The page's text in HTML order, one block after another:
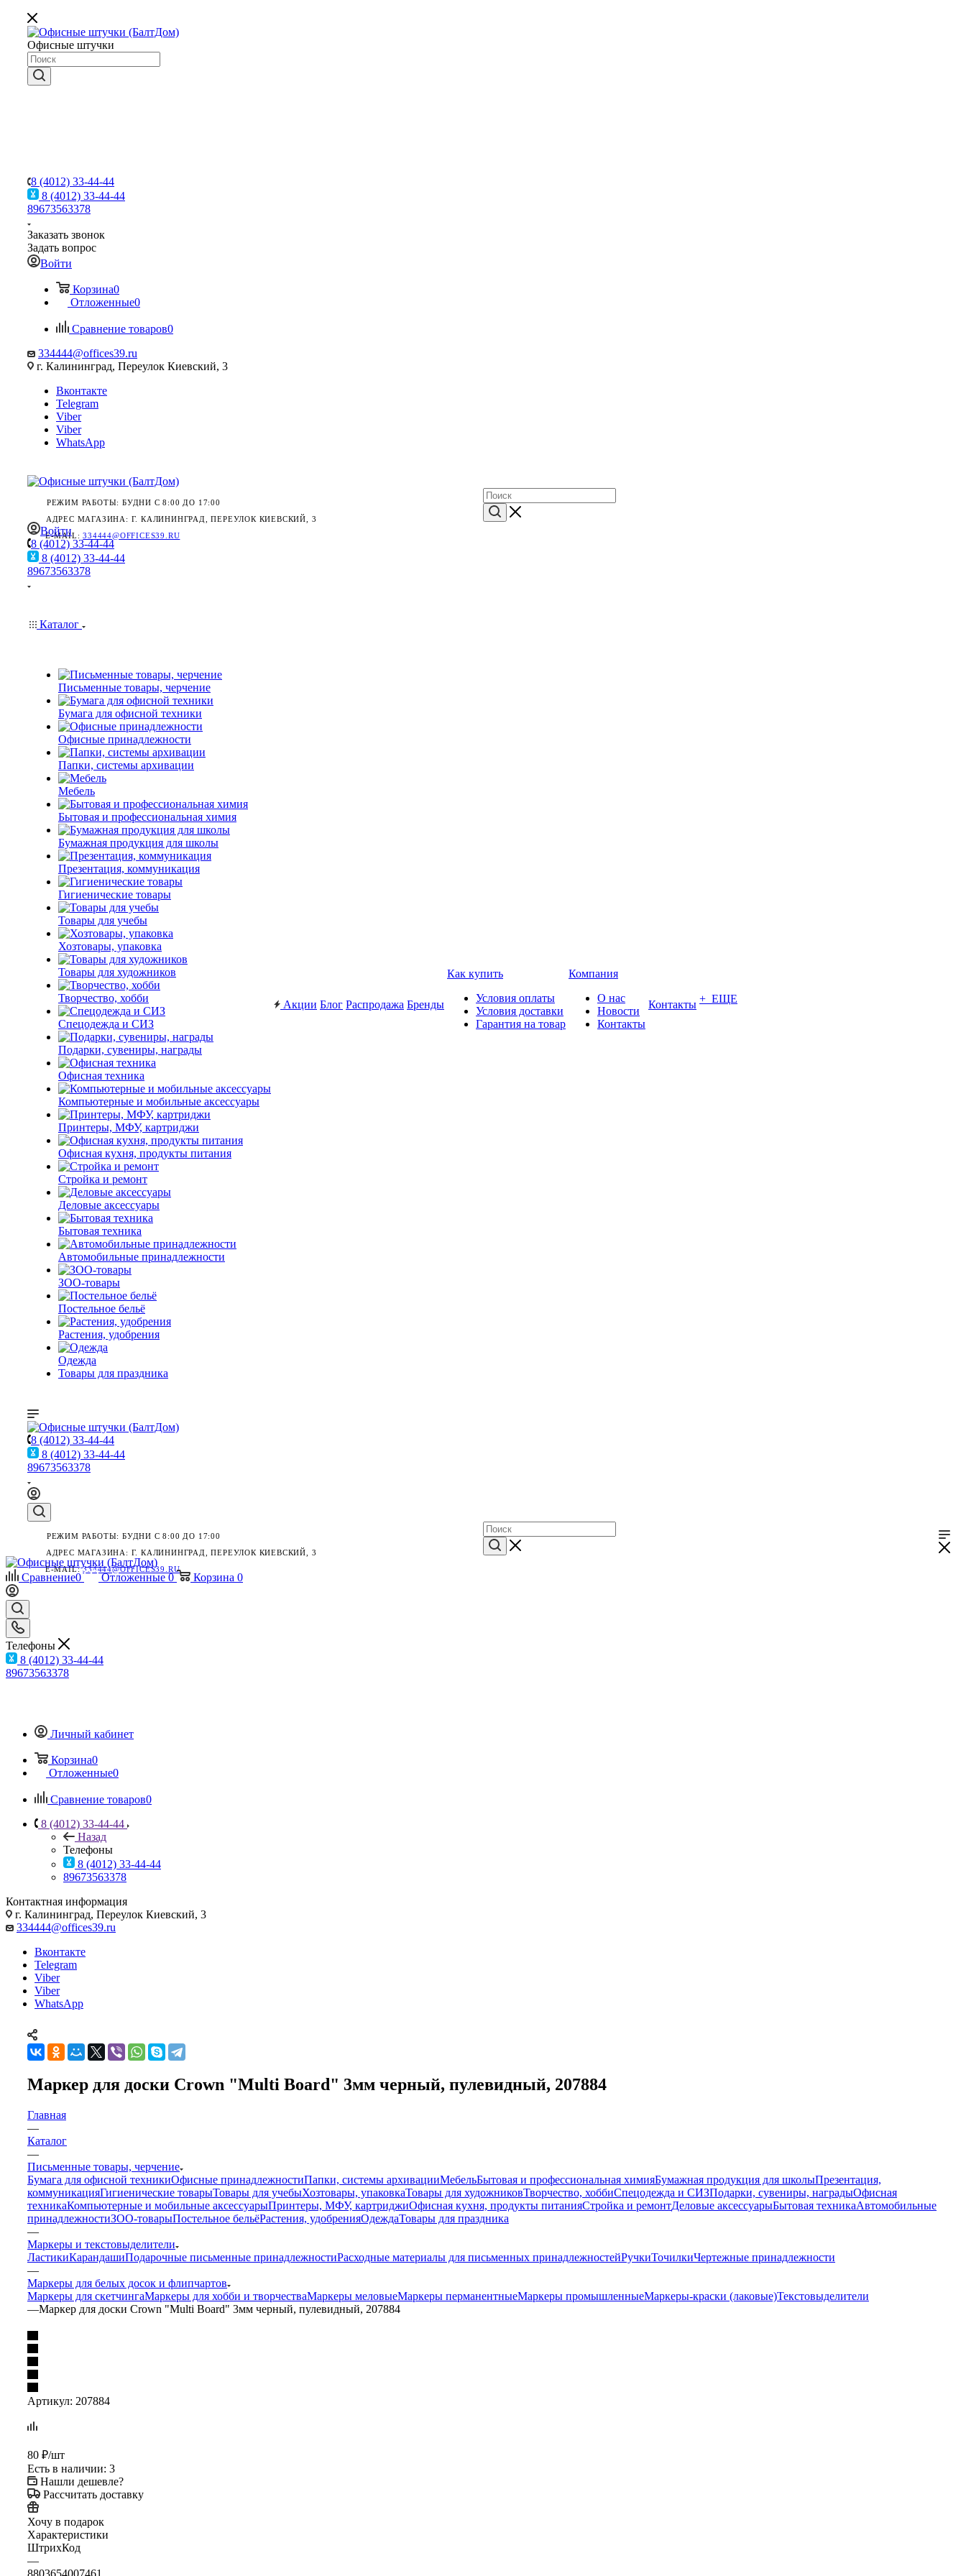
Офисные штучки
8 (4012) 33-44-44
8 (4012) 33-44-44
89673563378
Заказать звонок
Задать вопрос
Войти
Корзина0
Отложенные0
Сравнение товаров0
334444@offices39.ru
г. Калининград, Переулок Киевский, 3
Вконтакте
Telegram
Viber
Viber
WhatsApp
РЕЖИМ РАБОТЫ: БУДНИ С 8:00 ДО 17:00
АДРЕС МАГАЗИНА: Г. КАЛИНИНГРАД, ПЕРЕУЛОК КИЕВСКИЙ, 3
E-MAIL:334444@OFFICES39.RU
Войти
8 (4012) 33-44-44
8 (4012) 33-44-44
89673563378
Каталог
Письменные товары, черчение
Бумага для офисной техники
Офисные принадлежности
Папки, системы архивации
Мебель
Бытовая и профессиональная химия
Бумажная продукция для школы
Презентация, коммуникация
Гигиенические товары
Товары для учебы
Хозтовары, упаковка
Товары для художников
Творчество, хобби
Спецодежда и СИЗ
Подарки, сувениры, награды
Офисная техника
Компьютерные и мобильные аксессуары
Принтеры, МФУ, картриджи
Офисная кухня, продукты питания
Стройка и ремонт
Деловые аксессуары
Бытовая техника
Автомобильные принадлежности
ЗОО-товары
Постельное бельё
Растения, удобрения
Одежда
Товары для праздника
Акции Блог Распродажа Бренды
Как купить
Условия оплаты
Условия доставки
Гарантия на товар
Компания
О нас
Новости
Контакты
Контакты + ЕЩЕ
8 (4012) 33-44-44
8 (4012) 33-44-44
89673563378
РЕЖИМ РАБОТЫ: БУДНИ С 8:00 ДО 17:00
АДРЕС МАГАЗИНА: Г. КАЛИНИНГРАД, ПЕРЕУЛОК КИЕВСКИЙ, 3
E-MAIL:334444@OFFICES39.RU
Сравнение0 Отложенные 0 Корзина 0
Телефоны
8 (4012) 33-44-44
89673563378
Личный кабинет
Корзина0
Отложенные0
Сравнение товаров0
8 (4012) 33-44-44
Назад
Телефоны
8 (4012) 33-44-44
89673563378
Контактная информация
г. Калининград, Переулок Киевский, 3
334444@offices39.ru
Вконтакте
Telegram
Viber
Viber
WhatsApp
Маркер для доски Crown "Multi Board" 3мм черный, пулевидный, 207884
Главная
—
Каталог
—
Письменные товары, черчение
Бумага для офисной техникиОфисные принадлежностиПапки, системы архивацииМебельБытовая и профессиональная химияБумажная продукция для школыПрезентация,
коммуникацияГигиенические товарыТовары для учебыХозтовары, упаковкаТовары для художниковТворчество, хоббиСпецодежда и СИЗПодарки, сувениры, наградыОфисная
техникаКомпьютерные и мобильные аксессуарыПринтеры, МФУ, картриджиОфисная кухня, продукты питанияСтройка и ремонтДеловые аксессуарыБытовая техникаАвтомобильные
принадлежностиЗОО-товарыПостельное бельёРастения, удобренияОдеждаТовары для праздника
—
Маркеры и текстовыделители
ЛастикиКарандашиПодарочные письменные принадлежностиРасходные материалы для письменных принадлежностейРучкиТочилкиЧертежные принадлежности
—
Маркеры для белых досок и флипчартов
Маркеры для скетчингаМаркеры для хобби и творчестваМаркеры меловыеМаркеры перманентныеМаркеры промышленныеМаркеры-краски (лаковые)Текстовыделители
—Маркер для доски Crown "Multi Board" 3мм черный, пулевидный, 207884
Артикул: 207884
80 ₽/шт
Есть в наличии: 3
Нашли дешевле?
Рассчитать доставку
Хочу в подарок
Характеристики
ШтрихКод
—
8803654007461